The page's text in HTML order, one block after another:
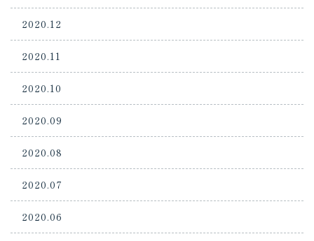
2020.12
2020.11
2020.10
2020.09
2020.08
2020.07
2020.06